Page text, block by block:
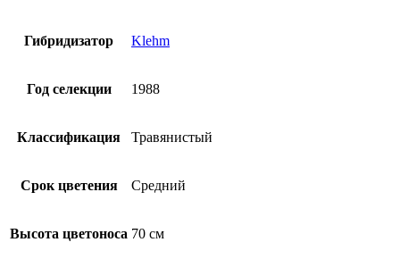
Гибридизатор Klehm
Год селекции 1988
Классификация Травянистый
Срок цветения Средний
Высота цветоноса 70 см